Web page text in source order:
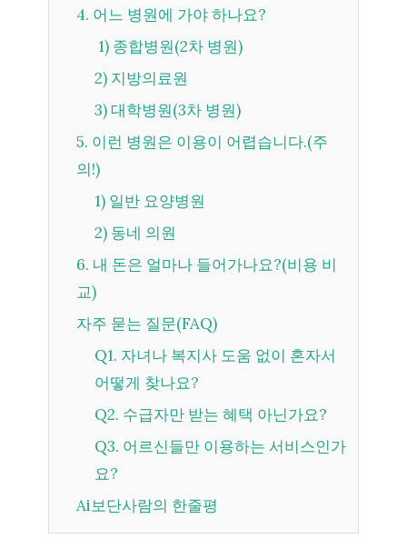
4. 어느 병원에 가야 하나요?
1) 종합병원(2차 병원)
2) 지방의료원
3) 대학병원(3차 병원)
5. 이런 병원은 이용이 어렵습니다.(주
의!)
1) 일반 요양병원
2) 동네 의원
6. 내 돈은 얼마나 들어가나요?(비용 비
교)
자주 묻는 질문(FAQ)
Q1. 자녀나 복지사 도움 없이 혼자서
어떻게 찾나요?
Q2. 수급자만 받는 혜택 아닌가요?
Q3. 어르신들만 이용하는 서비스인가
요?
Ai보단사람의 한줄평